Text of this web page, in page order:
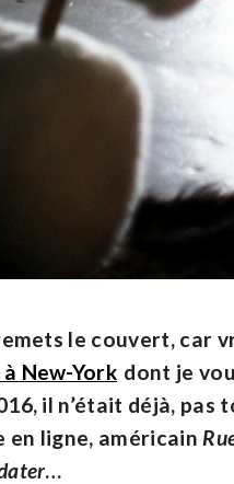
le couvert, car
New-York dont je
il n’était déjà, pas
en ligne, américain
…